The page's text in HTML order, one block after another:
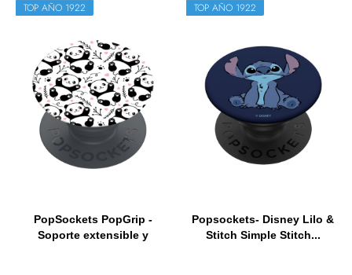
TOP AÑO 1922
PopSockets PopGrip -
Soporte extensible y
TOP AÑO 1922
Popsockets- Disney Lilo &
Stitch Simple Stitch...